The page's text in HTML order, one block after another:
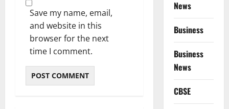
Save my name, email,
and website in this
browser for the next
time I comment.
News
Business
Business
News
CBSE